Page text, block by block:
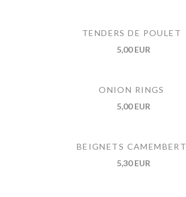
TENDERS DE POULET
5,00 EUR
ONION RINGS
5,00 EUR
BEIGNETS CAMEMBERT
5,30 EUR